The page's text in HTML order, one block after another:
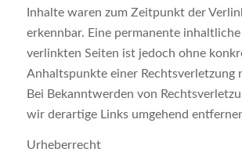
Inhalte waren zum Zeitpunkt der
erkennbar. Eine permanente
verlinkten Seiten ist jedoch ohne
Anhaltspunkte einer Rechtsverletzung
Bei Bekanntwerden von
wir derartige Links umgehend
Urheberrecht